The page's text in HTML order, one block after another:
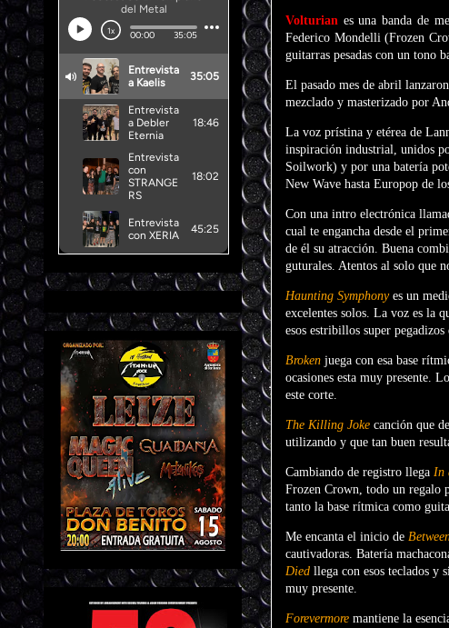
Volturian es una banda de
Federico Mondelli (Frozen
guitarras pesadas con un tono
El pasado mes de abril
mezclado y masterizado por
La voz prístina y etérea de
inspiración industrial, unidos
Soilwork) y por una batería
New Wave hasta Europop de
Con una intro electrónica
cual te engancha desde el
de él su atracción. Buena
guturales. Atentos al solo que
Haunting Symphonyes un
excelentes solos. La voz es la
esos estribillos super
Broken juega con esa base
ocasiones esta muy presente.
este corte.
The Killing Joke canción que
utilizando y que tan buen
Cambiando de registro llega In
Frozen Crown, todo un regalo
tanto la base rítmica como
Me encanta el inicio de
cautivadoras. Batería
Died llega con esos teclados y
muy presente.
Forevermore mantiene la